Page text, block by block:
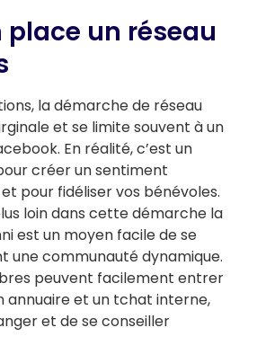
place un réseau
la démarche de réseau
et se limite souvent à un
En réalité, c’est un
créer un sentiment
pour fidéliser vos bénévoles.
loin dans cette démarche la
est un moyen facile de se
une communauté dynamique.
peuvent facilement entrer
annuaire et un tchat interne,
et de se conseiller